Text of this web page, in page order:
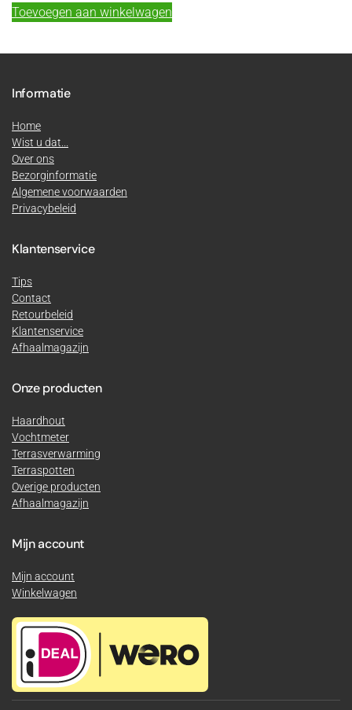
Toevoegen aan winkelwagen
Informatie
Home
Wist u dat...
Over ons
Bezorginformatie
Algemene voorwaarden
Privacybeleid
Klantenservice
Tips
Contact
Retourbeleid
Klantenservice
Afhaalmagazijn
Onze producten
Haardhout
Vochtmeter
Terrasverwarming
Terraspotten
Overige producten
Afhaalmagazijn
Mijn account
Mijn account
Winkelwagen